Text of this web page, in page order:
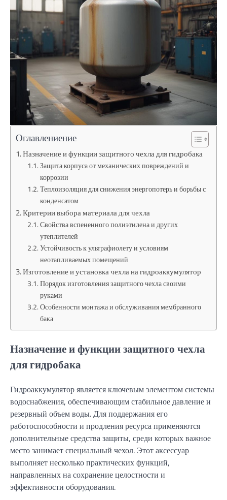
Оглавлениение
Назначение и функции защитного чехла для гидробака
Защита корпуса от механических повреждений и
коррозии
Теплоизоляция для снижения энергопотерь и борьбы с
конденсатом
Критерии выбора материала для чехла
Свойства вспененного полиэтилена и других
утеплителей
Устойчивость к ультрафиолету и условиям
неотапливаемых помещений
Изготовление и установка чехла на гидроаккумулятор
Порядок изготовления защитного чехла своими
руками
Особенности монтажа и обслуживания мембранного
бака
Назначение и функции защитного чехла
для гидробака
Гидроаккумулятор является ключевым элементом системы
водоснабжения, обеспечивающим стабильное давление и
резервный объем воды. Для поддержания его
работоспособности и продления ресурса применяются
дополнительные средства защиты, среди которых важное
место занимает специальный чехол. Этот аксессуар
выполняет несколько практических функций,
направленных на сохранение целостности и
эффективности оборудования.